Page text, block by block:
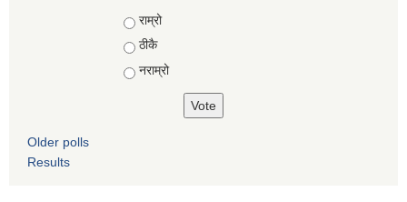
Choices
राम्रो
ठीकै
नराम्रो
Older polls
Results